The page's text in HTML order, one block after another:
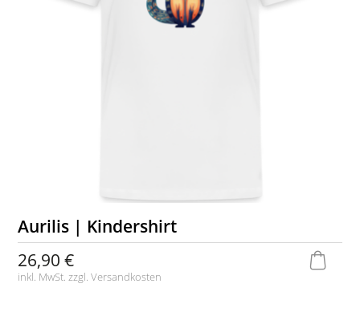
Aurilis | Kindershirt
26,90 €
inkl. MwSt. zzgl.Versandkosten